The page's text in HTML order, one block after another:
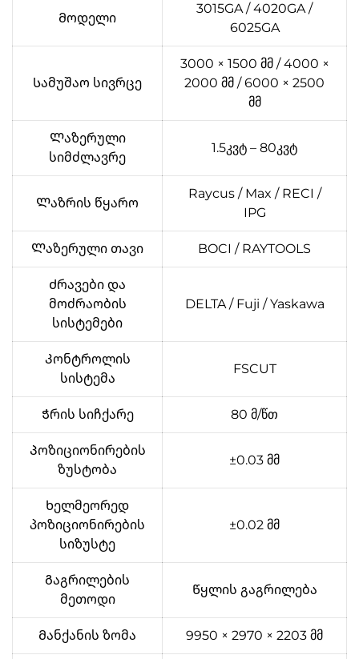
Მოდელი
3015GA / 4020GA /
6025GA
Სამუშაო სივრცე
3000 × 1500 მმ / 4000 ×
2000 მმ / 6000 × 2500
მმ
Ლაზერული
სიმძლავრე
1.5კვტ – 80კვტ
Ლაზრის წყარო
Raycus / Max / RECI /
IPG
Ლაზერული თავი BOCI / RAYTOOLS
Ძრავები და
მოძრაობის
სისტემები
DELTA / Fuji / Yaskawa
Კონტროლის
სისტემა
FSCUT
Ჭრის სიჩქარე 80 მ/წთ
Პოზიციონირების
ზუსტობა
±0.03 მმ
Ხელმეორედ
პოზიციონირების
სიზუსტე
±0.02 მმ
Გაგრილების
მეთოდი
Წყლის გაგრილება
Მანქანის ზომა 9950 × 2970 × 2203 მმ